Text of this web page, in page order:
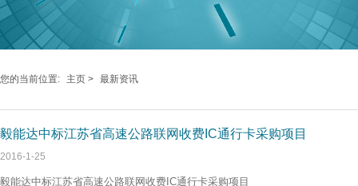
您的当前位置: 主页 > 最新资讯
毅能达中标江苏省高速公路联网收费IC通行卡采购项目
2016-1-25
毅能达中标江苏省高速公路联网收费IC通行卡采购项目